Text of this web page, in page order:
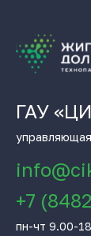
ГАУ
+7
пн-чт 9.00-